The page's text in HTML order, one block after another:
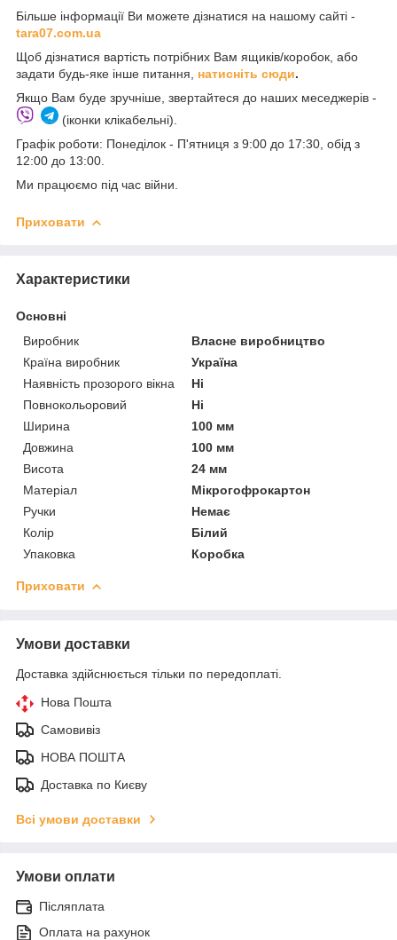
Більше інформації Ви можете дізнатися на нашому сайті -
tara07.com.ua
Щоб дізнатися вартість потрібних Вам ящиків/коробок, або
задати будь-яке інше питання, натисніть сюди.
Якщо Вам буде зручніше, звертайтеся до наших меседжерів -
(іконки клікабельні).
Графік роботи: Понеділок - П'ятниця з 9:00 до 17:30, обід з
12:00 до 13:00.
Ми працюємо під час війни.
Приховати
Характеристики
Основні
Виробник
Власне виробництво
Країна виробник
Україна
Наявність прозорого вікна
Ні
Повнокольоровий
Ні
Ширина
100 мм
Довжина
100 мм
Висота
24 мм
Матеріал
Мікрогофрокартон
Ручки
Немає
Колір
Білий
Упаковка
Коробка
Приховати
Умови доставки
Доставка здійснюється тільки по передоплаті.
Нова Пошта
Самовивіз
НОВА ПОШТА
Доставка по Києву
Всі умови доставки
Умови оплати
Післяплата
Оплата на рахунок